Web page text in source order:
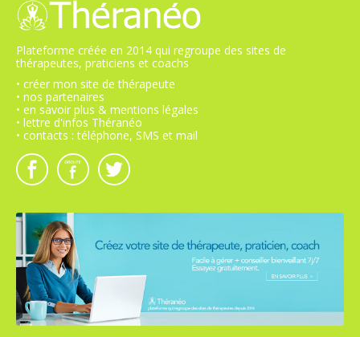
Plateforme créée en 2014 qui regroupe des sites de
thérapeutes, praticiens et coachs
• créer mon site de thérapeute
• nos partenaires
• en savoir plus & mentions légales
• lettre d'infos Théranéo
• contacts : téléphone, SMS et mail